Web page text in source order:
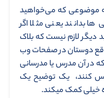
که موضوعی که می‌خواهید
بدانند یعنی مثلا اگر
دیگر لازم نیست که بلاک
دوستان در صفحات وب
در آن مدرس یا مدرسانی
کنند، یک توضیح یک
خیلی کمک میکند.